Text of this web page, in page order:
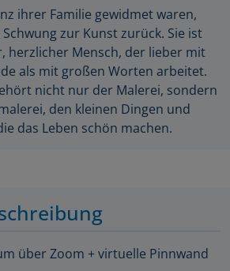
ihrer Familie gewidmet waren,
zur Kunst zurück. Sie ist
herzlicher Mensch, der lieber mit
als mit großen Worten arbeitet.
nicht nur der Malerei, sondern
den kleinen Dingen und
das Leben schön machen.
über Zoom + virtuelle Pinnwand